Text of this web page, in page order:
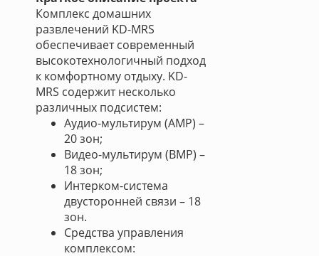
Комплекс домашних
развлечений KD-MRS
обеспечивает современный
высокотехнологичный подход
к комфортному отдыху. KD-
MRS содержит несколько
различных подсистем:
Аудио-мультирум (АМР) –
20 зон;
Видео-мультирум (ВМР) –
18 зон;
Интерком-система
двусторонней связи – 18
зон.
Средства управления
комплексом: